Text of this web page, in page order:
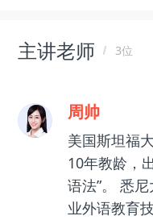
主讲老师 3位
周帅
美国斯坦福
10年教龄，
语法”。 悉
业外语教育